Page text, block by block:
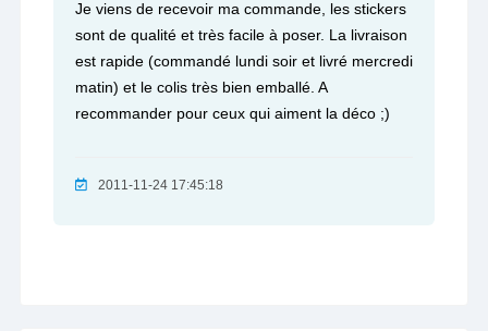
Je viens de recevoir ma commande, les stickers
sont de qualité et très facile à poser. La livraison
est rapide (commandé lundi soir et livré mercredi
matin) et le colis très bien emballé. A
recommander pour ceux qui aiment la déco ;)
2011-11-24 17:45:18